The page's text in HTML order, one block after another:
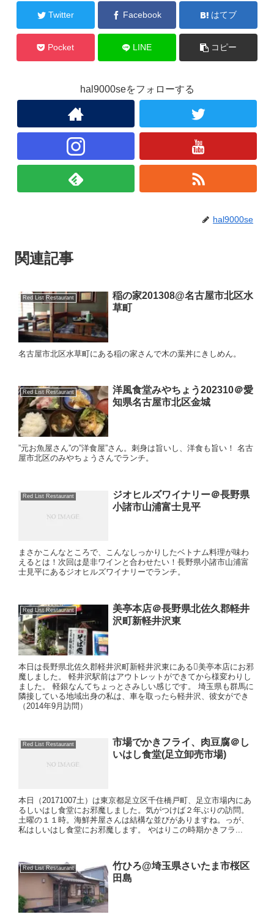
Twitter Facebook はてブ
Pocket LINE コピー
hal9000seをフォローする
hal9000se
関連記事
Red List Restaurant
稲の家201308@名古屋市北区水
草町
名古屋市北区水草町にある稲の家さんで木の葉丼にきしめん。
Red List Restaurant
洋風食堂みやちょう202310＠愛
知県名古屋市北区金城
”元お魚屋さん”の”洋食屋”さん。刺身は旨いし、洋食も旨い！ 名古
屋市北区のみやちょうさんでランチ。
Red List Restaurant
ジオヒルズワイナリー＠長野県
小諸市山浦富士見平
まさかこんなところで、こんなしっかりしたベトナム料理が味わ
えるとは！次回は是非ワインと合わせたい！長野県小諸市山浦富
士見平にあるジオヒルズワイナリーでランチ。
Red List Restaurant
美亭本店＠長野県北佐久郡軽井
沢町新軽井沢東
本日は長野県北佐久郡軽井沢町新軽井沢東にある美亭本店にお邪
魔しました。 軽井沢駅前はアウトレットができてから様変わりし
ました。 軽銀なんてちょっとさみしい感じです。 埼玉県も群馬に
隣接している地域出身の私は、車を取ったら軽井沢、彼女ができ
（2014年9月訪問）
Red List Restaurant
市場でかきフライ、肉豆腐＠し
いはし食堂(足立卸売市場)
本日（20171007土）は東京都足立区千住橋戸町、足立市場内にあ
るしいはし食堂にお邪魔しました。気がつけば２年ぶりの訪問。
土曜の１１時。海鮮丼屋さんは結構な並びがありますね。っが、
私はしいはし食堂にお邪魔します。 やはりこの時期かきフラ...
Red List Restaurant
竹ひろ@埼玉県さいたま市桜区
田島